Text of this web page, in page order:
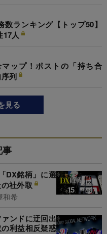
ランキング【トップ50】
17人
ップ！ポストの「持ち合
列
見る
事
DX銘柄」に選
社外取
和希
ンドに迂回出
利益相反疑惑